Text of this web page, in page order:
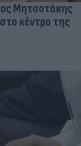
Μητσοτάκης
κέντρο της